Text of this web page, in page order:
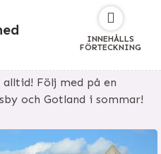
INNEHÅLLS
FÖRTECKNING
Följ med på en
och Gotland i sommar!